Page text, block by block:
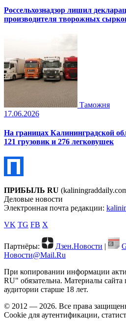
Россельхознадзор лишил
производителя творожных
Таможня
17.06.2026
На границах Калининградской
121 грузовик и 276 легковушек
ПРИБЫЛЬ RU
Деловые новости
Электронная почта редакции:
VK TG FB X
Партнёры: Дзен.Новости |
Новости@Mail.Ru
При копировании информации
RU" обязательна. Материалы сайта
аудитории старше 18 лет.
© 2012 — 2026. Все права
Cookie для аутентификации,